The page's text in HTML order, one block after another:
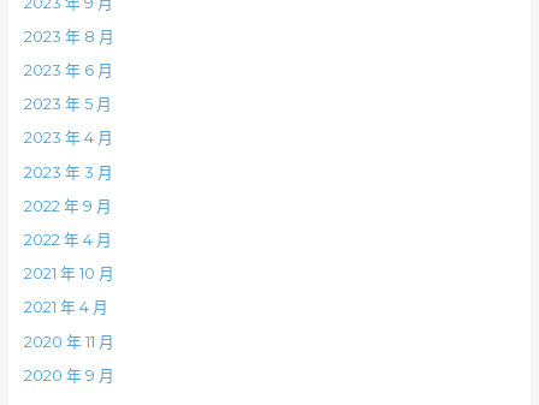
2023 年 8 月
2023 年 6 月
2023 年 5 月
2023 年 4 月
2023 年 3 月
2022 年 9 月
2022 年 4 月
2021 年 10 月
2021 年 4 月
2020 年 11 月
2020 年 9 月